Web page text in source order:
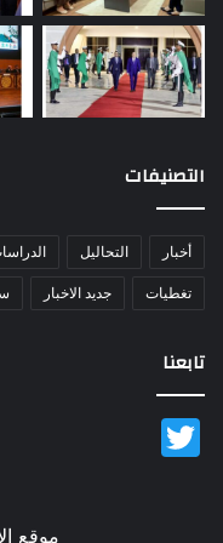
التصنيفات
أخبار التحاليل
تغطيات جديد الاخبار
تابعنا
موقع